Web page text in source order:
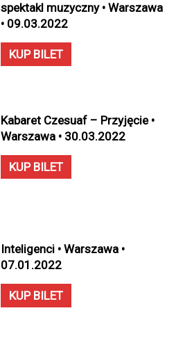
spektakl muzyczny • Warszawa
• 09.03.2022
KUP BILET
Kabaret Czesuaf – Przyjęcie •
Warszawa • 30.03.2022
KUP BILET
Inteligenci • Warszawa •
07.01.2022
KUP BILET